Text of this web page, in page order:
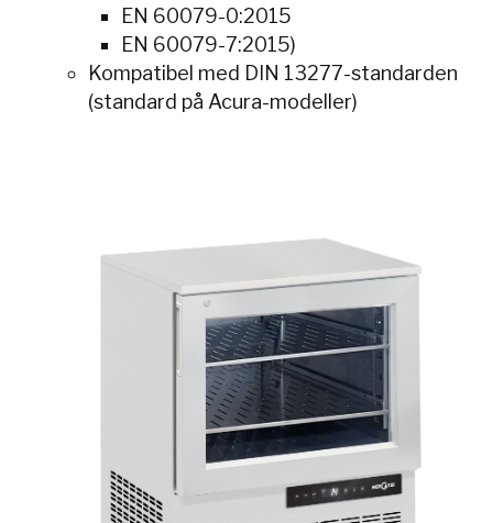
EN 60079-0:2015
EN 60079-7:2015)
Kompatibel med DIN 13277-standarden
(standard på Acura-modeller)